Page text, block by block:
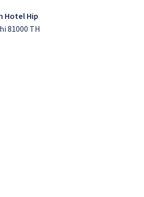
Hotel Hip
81000 TH